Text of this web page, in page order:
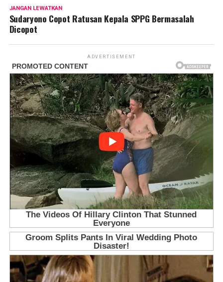
JANGAN LEWATKAN
Sudaryono Copot Ratusan Kepala SPPG Bermasalah
Dicopot
ADVERTISEMENT